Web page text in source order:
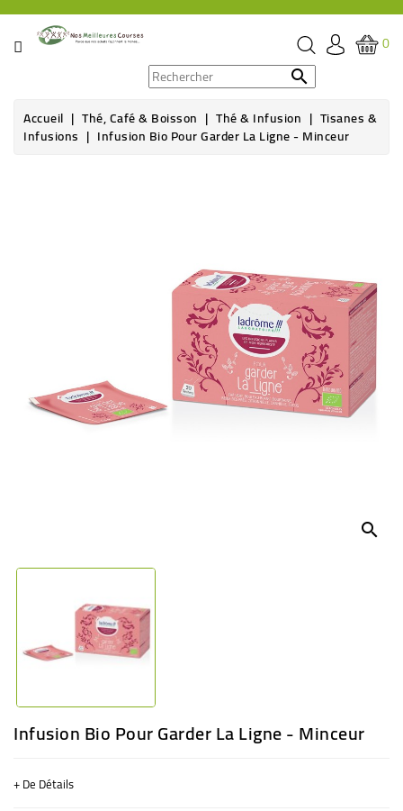
CATÉGORIE
ÉPICERIE
0

Accueil Thé, Café & Boisson Thé & Infusion Tisanes &
Infusions Infusion Bio Pour Garder La Ligne - Minceur
search
Infusion Bio Pour Garder La Ligne - Minceur
+ De Détails